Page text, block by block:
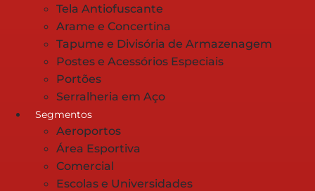
Tela Antiofuscante
Arame e Concertina
Tapume e Divisória de Armazenagem
Postes e Acessórios Especiais
Portões
Serralheria em Aço
Segmentos
Aeroportos
Área Esportiva
Comercial
Escolas e Universidades